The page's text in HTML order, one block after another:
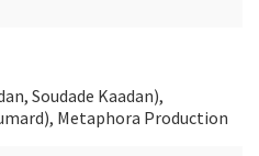
Soudade Kaadan),
Metaphora Production